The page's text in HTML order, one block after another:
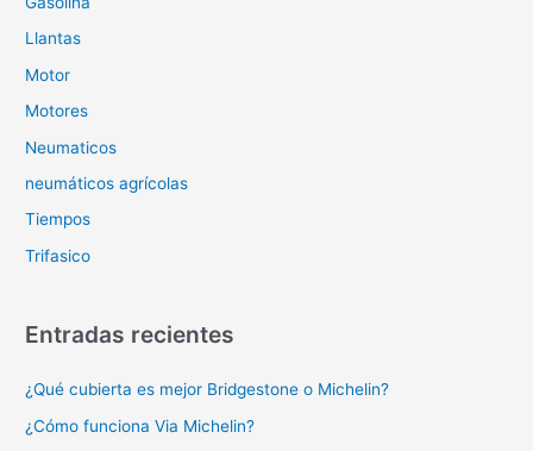
Llantas
Motor
Motores
Neumaticos
neumáticos agrícolas
Tiempos
Trifasico
Entradas recientes
¿Qué cubierta es mejor Bridgestone o Michelin?
¿Cómo funciona Via Michelin?